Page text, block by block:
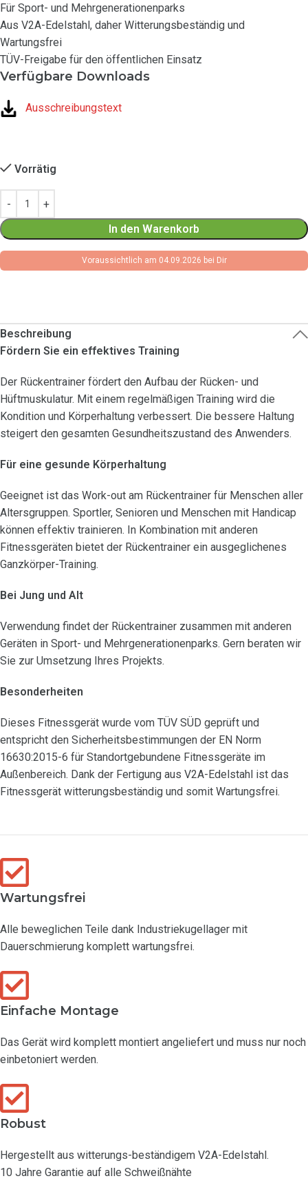
Für Sport- und Mehrgenerationenparks
Aus V2A-Edelstahl, daher Witterungsbeständig und
Wartungsfrei
TÜV-Freigabe für den öffentlichen Einsatz
Verfügbare Downloads
Ausschreibungstext
Vorrätig
In den Warenkorb
Voraussichtlich am 04.09.2026 bei Dir
Beschreibung
Fördern Sie ein effektives Training
Der Rückentrainer fördert den Aufbau der Rücken- und
Hüftmuskulatur. Mit einem regelmäßigen Training wird die
Kondition und Körperhaltung verbessert. Die bessere Haltung
steigert den gesamten Gesundheitszustand des Anwenders.
Für eine gesunde Körperhaltung
Geeignet ist das Work-out am Rückentrainer für Menschen aller
Altersgruppen. Sportler, Senioren und Menschen mit Handicap
können effektiv trainieren. In Kombination mit anderen
Fitnessgeräten bietet der Rückentrainer ein ausgeglichenes
Ganzkörper-Training.
Bei Jung und Alt
Verwendung findet der Rückentrainer zusammen mit anderen
Geräten in Sport- und Mehrgenerationenparks. Gern beraten wir
Sie zur Umsetzung Ihres Projekts.
Besonderheiten
Dieses Fitnessgerät wurde vom TÜV SÜD geprüft und
entspricht den Sicherheitsbestimmungen der EN Norm
16630:2015-6 für Standortgebundene Fitnessgeräte im
Außenbereich. Dank der Fertigung aus V2A-Edelstahl ist das
Fitnessgerät witterungsbeständig und somit Wartungsfrei.
Wartungsfrei
Alle beweglichen Teile dank Industriekugellager mit
Dauerschmierung komplett wartungsfrei.
Einfache Montage
Das Gerät wird komplett montiert angeliefert und muss nur noch
einbetoniert werden.
Robust
Hergestellt aus witterungs-beständigem V2A-Edelstahl.
10 Jahre Garantie auf alle Schweißnähte